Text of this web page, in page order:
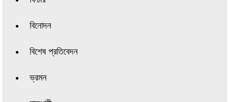
বিনোদন
বিশেষ প্রতিবেদন
ভ্রমন